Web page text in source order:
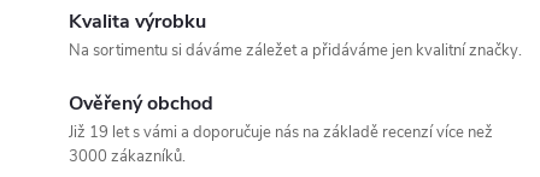
Kvalita výrobku
Na sortimentu si dáváme záležet a přidáváme jen kvalitní značky.
Ověřený obchod
Již 19 let s vámi a doporučuje nás na základě recenzí více než
3000 zákazníků.